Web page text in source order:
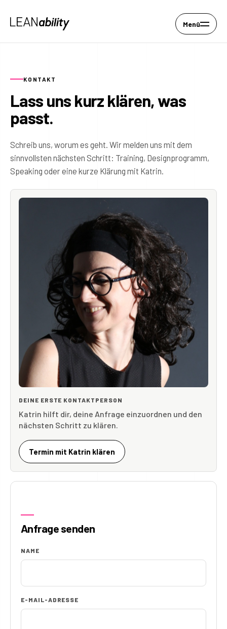
Menü
KONTAKT
Lass uns kurz klären, was
passt.
Schreib uns, worum es geht. Wir melden uns mit dem
sinnvollsten nächsten Schritt: Training, Designprogramm,
Speaking oder eine kurze Klärung mit Katrin.
DEINE ERSTE KONTAKTPERSON
Katrin hilft dir, deine Anfrage einzuordnen und den
nächsten Schritt zu klären.
Termin mit Katrin klären
Anfrage senden
NAME
E-MAIL-ADRESSE